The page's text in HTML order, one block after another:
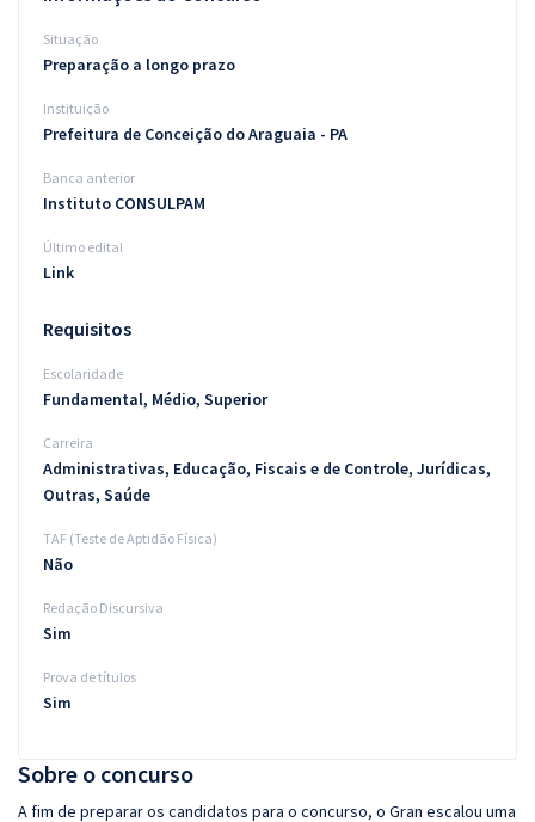
Conteúdo gratuito
Blog
Sobre o concurso
A fim de preparar os candidatos para o concurso, o Gran escalou uma
Situação
Preparação a longo prazo
Instituição
Prefeitura de Conceição do Araguaia - PA
Banca anterior
Instituto CONSULPAM
Último edital
Link
Requisitos
Escolaridade
Fundamental, Médio, Superior
Carreira
Administrativas, Educação, Fiscais e de Controle, Jurídicas,
Outras, Saúde
TAF (Teste de Aptidão Física)
Não
Redação Discursiva
Sim
Prova de títulos
Sim